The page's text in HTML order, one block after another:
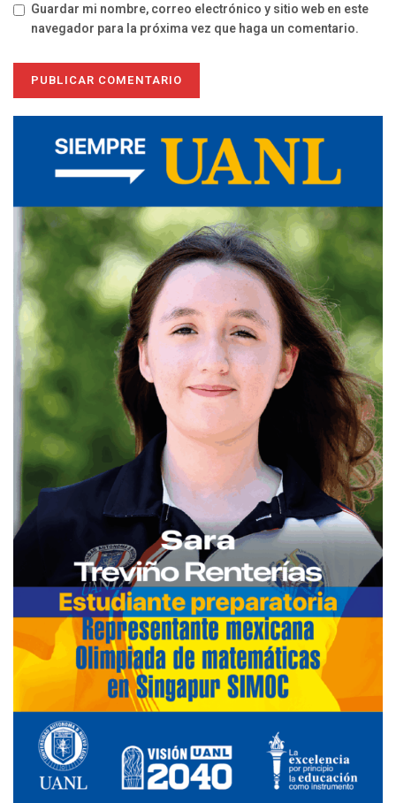
Guardar mi nombre, correo electrónico y sitio web en este
navegador para la próxima vez que haga un comentario.